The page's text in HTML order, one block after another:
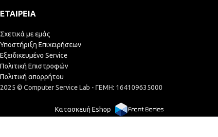
ΕΤΑΙΡΕΊΑ
Σχετικά με εμάς
Υποστήριξη Επιχειρήσεων
Εξειδικευμένο Service
Πολιτική Επιστροφών
Πολιτική απορρήτου
2025 © Computer Service Lab - ΓΕΜΗ: 164109635000
Κατασκευή Eshop